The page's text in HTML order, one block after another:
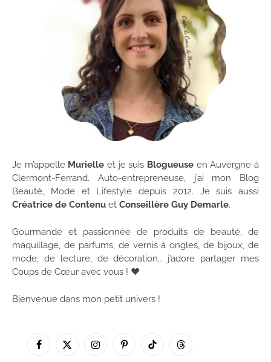
Je m’appelle Murielle et je suis Blogueuse en Auvergne à
Clermont-Ferrand. Auto-entrepreneuse, j’ai mon Blog
Beauté, Mode et Lifestyle depuis 2012. Je suis aussi
Créatrice de Contenu et Conseillère Guy Demarle.
Gourmande et passionnée de produits de beauté, de
maquillage, de parfums, de vernis à ongles, de bijoux, de
mode, de lecture, de décoration… j’adore partager mes
Coups de Cœur avec vous ! ♥
Bienvenue dans mon petit univers !
Facebook
X
InstagramPinterestTikTok Threads